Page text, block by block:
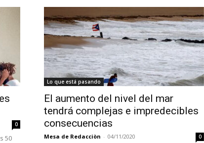
0
50
Lo que está pasando
El aumento del nivel del mar
tendrá complejas e impredecibles
consecuencias
Mesa de Redacciòn - 04/11/2020 0